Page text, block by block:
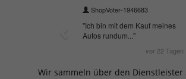
Wir sammeln über den Dienstleister